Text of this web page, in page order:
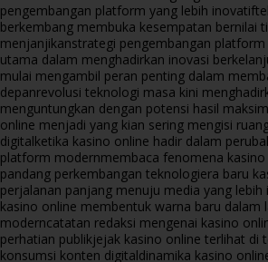
pengembangan platform yang lebih inovatif
berkembang membuka kesempatan bernilai
menjanjikanstrategi pengembangan
utama dalam menghadirkan inovasi
mulai mengambil peran penting dalam
depanrevolusi teknologi masa kini
menguntungkan dengan potensi hasil
online menjadi yang kian sering mengisi
digitalketika kasino online hadir dalam
platform modernmembaca fenomena
pandang perkembangan teknologiera baru
perjalanan panjang menuju media yang
kasino online membentuk warna baru dalam
moderncatatan redaksi mengenai kasino
perhatian publikjejak kasino online terlihat di
konsumsi konten digitaldinamika kasino